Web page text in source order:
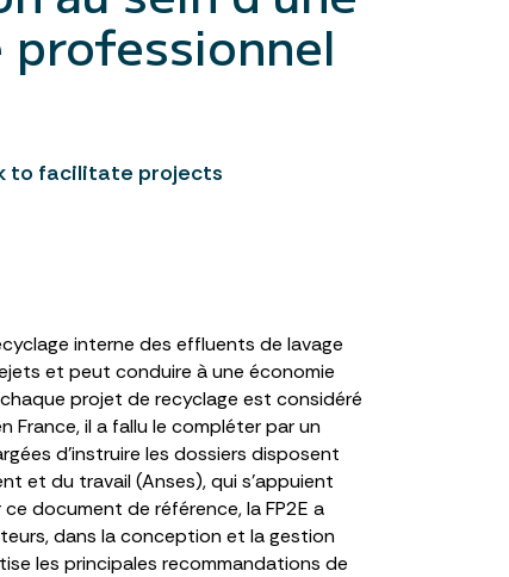
professionnel
to facilitate projects
interne des effluents de lavage
et peut conduire à une économie
projet de recyclage est considéré
France, il a fallu le compléter par un
d’instruire les dossiers disposent
et du travail (Anses), qui s’appuient
document de référence, la FP2E a
dans la conception et la gestion
les principales recommandations de